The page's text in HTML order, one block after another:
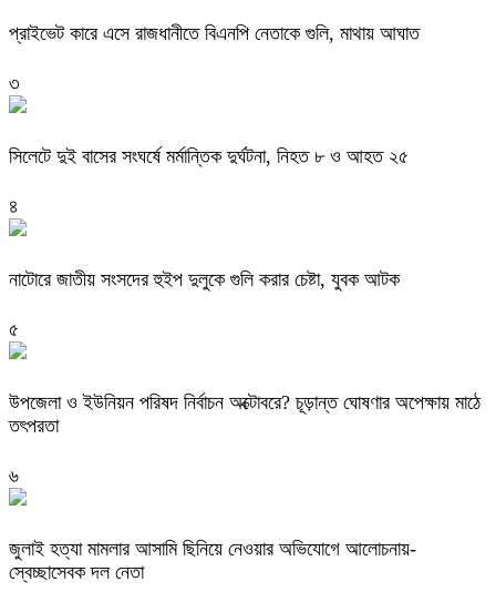
প্রাইভেট কারে এসে রাজধানীতে বিএনপি নেতাকে গুলি, মাথায় আঘাত
৩
সিলেটে দুই বাসের সংঘর্ষে মর্মান্তিক দুর্ঘটনা, নিহত ৮ ও আহত ২৫
৪
নাটোরে জাতীয় সংসদের হুইপ দুলুকে গুলি করার চেষ্টা, যুবক আটক
৫
উপজেলা ও ইউনিয়ন পরিষদ নির্বাচন অক্টোবরে? চূড়ান্ত ঘোষণার অপেক্ষায় মাঠে
তৎপরতা
৬
জুলাই হত্যা মামলার আসামি ছিনিয়ে নেওয়ার অভিযোগে আলোচনায়-
স্বেচ্ছাসেবক দল নেতা